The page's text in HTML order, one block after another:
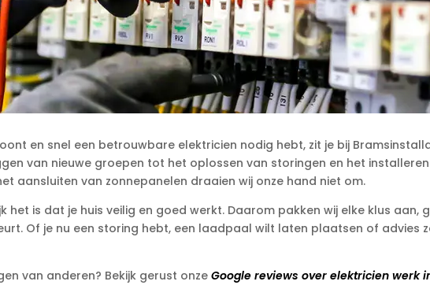
en snel een betrouwbare elektricien nodig hebt, zit je bij
van nieuwe groepen tot het oplossen van storingen en het
aansluiten van zonnepanelen draaien wij onze hand niet om.
het is dat je huis veilig en goed werkt. Daarom pakken wij elke klus
Of je nu een storing hebt, een laadpaal wilt laten plaatsen of advies
van anderen? Bekijk gerust onzeGoogle reviews over elektricien werk